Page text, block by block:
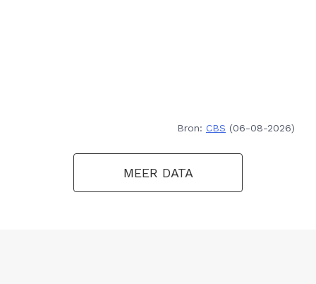
Bron: CBS (06-08-2026)
MEER DATA